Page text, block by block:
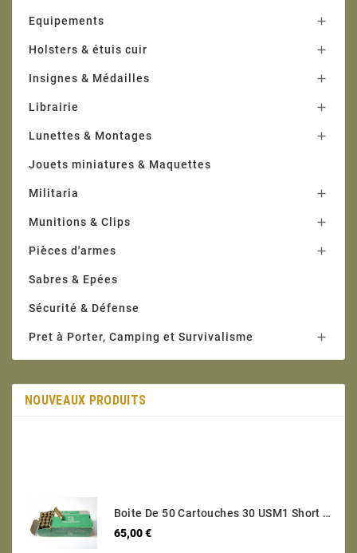
Equipements 
Holsters & étuis cuir 
Insignes & Médailles 
Librairie 
Lunettes & Montages 
Jouets miniatures & Maquettes
Militaria 
Munitions & Clips 
Pièces d'armes 
Sabres & Epées
Sécurité & Défense
Pret à Porter, Camping et Survivalisme 
NOUVEAUX PRODUITS
Boite De 50 Cartouches 30 USM1 Short Categorie C
65,00 €Prix